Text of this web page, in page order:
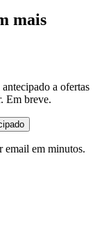
mais
a ofertas
Em breve.
email em minutos.